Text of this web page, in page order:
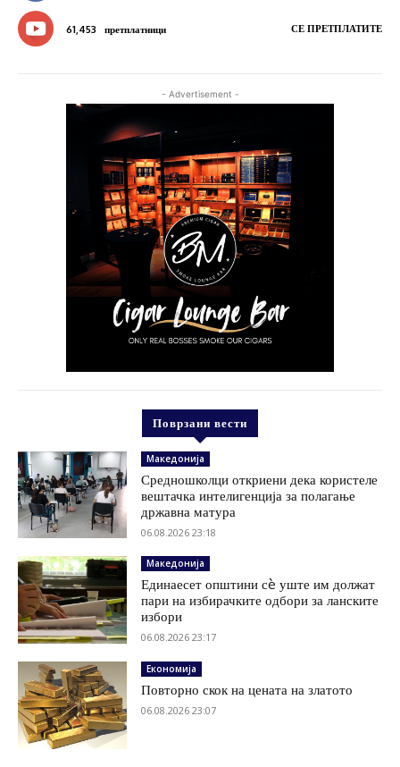
61,453 претплатници СЕ ПРЕТПЛАТИТЕ
- Advertisement -
Поврзани вести
Македонија
Средношколци откриени дека користеле
вештачка интелигенција за полагање
државна матура
06.08.2026 23:18
Македонија
Единаесет општини сè уште им должат
пари на избирачките одбори за ланските
избори
06.08.2026 23:17
Економија
Повторно скок на цената на златото
06.08.2026 23:07